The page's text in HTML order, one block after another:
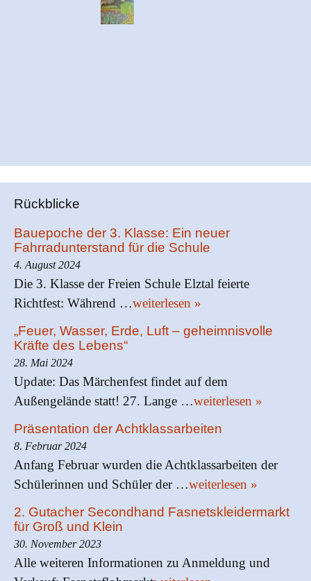
Rückblicke
Bauepoche der 3. Klasse: Ein neuer
Fahrradunterstand für die Schule
4. August 2024
Die 3. Klasse der Freien Schule Elztal feierte
Richtfest: Während …weiterlesen »
„Feuer, Wasser, Erde, Luft – geheimnisvolle
Kräfte des Lebens“
28. Mai 2024
Update: Das Märchenfest findet auf dem
Außengelände statt! 27. Lange …weiterlesen »
Präsentation der Achtklassarbeiten
8. Februar 2024
Anfang Februar wurden die Achtklassarbeiten der
Schülerinnen und Schüler der …weiterlesen »
2. Gutacher Secondhand Fasnetskleidermarkt
für Groß und Klein
30. November 2023
Alle weiteren Informationen zu Anmeldung und